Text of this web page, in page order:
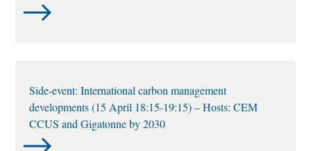
Side-event: International carbon management
developments (15 April 18:15-19:15) – Hosts: CEM
CCUS and Gigatonne by 2030